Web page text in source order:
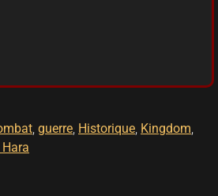
guerre Historique Kingdom